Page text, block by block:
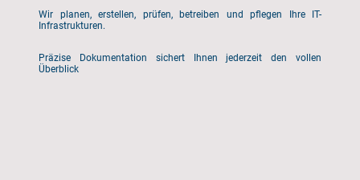
Wir planen, erstellen, prüfen, betreiben und pflegen Ihre IT-
Infrastrukturen.
Präzise Dokumentation sichert Ihnen jederzeit den vollen
Überblick